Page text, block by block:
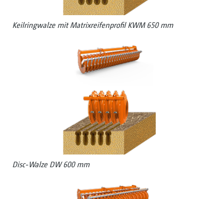
Keilringwalze mit Matrixreifenprofil KWM 650 mm
Disc-Walze DW 600 mm